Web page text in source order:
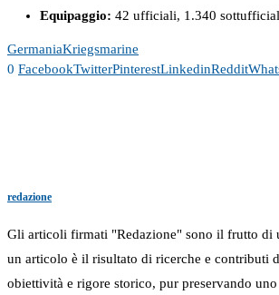
Equipaggio: 42 ufficiali, 1.340
GermaniaKriegsmarine
0 FacebookTwitterPinterestLinkedinReddit
redazione
Gli articoli firmati "Redazione" sono il frutto di
un articolo è il risultato di ricerche e contributi
obiettività e rigore storico, pur preservando